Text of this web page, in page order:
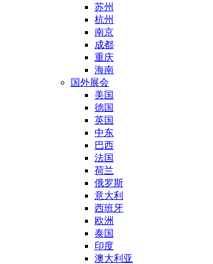
苏州
杭州
南京
成都
重庆
海南
国外展会
美国
德国
英国
中东
巴西
法国
荷兰
俄罗斯
意大利
西班牙
欧洲
泰国
印度
澳大利亚